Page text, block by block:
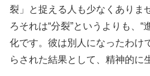
裂」と捉える人も少なくありま
ろそれは“分裂”というよりも、“
化です。彼は別人になったわけ
らされた結果として、精神的に